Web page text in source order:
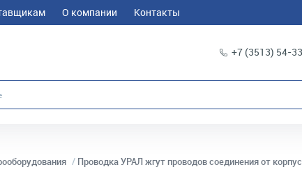
О компании Контакты
+7 (3513) 54-
Проводка УРАЛ жгут проводов соединения от